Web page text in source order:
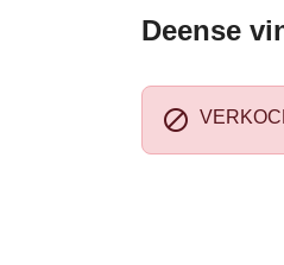
Deense
